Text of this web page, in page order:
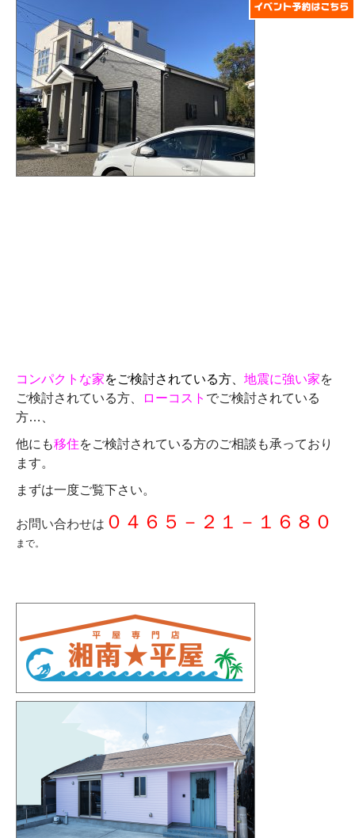
コンパクトな家をご検討されている方、 地震に強い家を
ご検討されている方、
ローコスト でご検討されている
方…、
他にも移住をご検討されている方のご相談も承っており
ます。
まずは一度ご覧下さい。
お問い合わせは ０４６５－２１－１６８０
まで。